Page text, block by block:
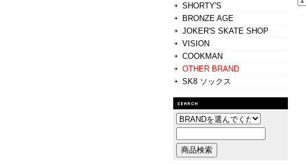
SHORTY'S
BRONZE AGE
JOKER'S SKATE SHOP
VISION
COOKMAN
OTHER BRAND
SK8 ソックス